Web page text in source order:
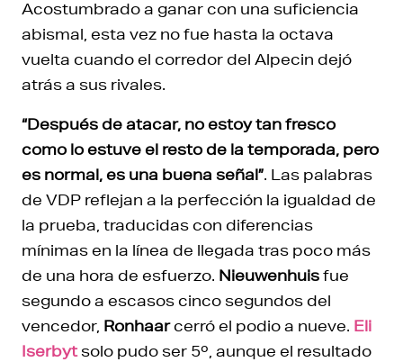
Acostumbrado a ganar con una suficiencia
abismal, esta vez no fue hasta la octava
vuelta cuando el corredor del Alpecin dejó
atrás a sus rivales.
“Después de atacar, no estoy tan fresco
como lo estuve el resto de la temporada, pero
es normal, es una buena señal”. Las palabras
de VDP reflejan a la perfección la igualdad de
la prueba, traducidas con diferencias
mínimas en la línea de llegada tras poco más
de una hora de esfuerzo. Nieuwenhuisfue
segundo a escasos cinco segundos del
vencedor, Ronhaarcerró el podio a nueve. Eli
Iserbyt solo pudo ser 5º, aunque el resultado